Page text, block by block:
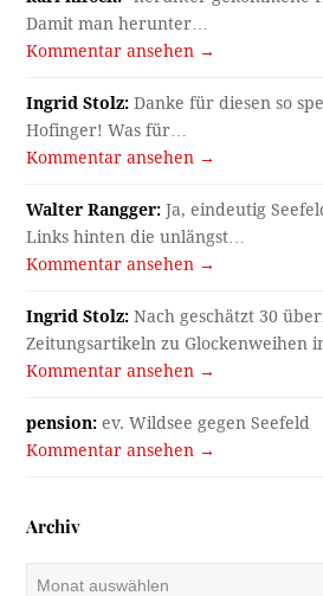
Damit man herunter…
Kommentar ansehen →
Ingrid Stolz: Danke für diesen so
Hofinger! Was für…
Kommentar ansehen →
Walter Rangger: Ja, eindeutig
Links hinten die unlängst…
Kommentar ansehen →
Ingrid Stolz: Nach geschätzt 30
Zeitungsartikeln zu Glockenweihen
Kommentar ansehen →
pension: ev. Wildsee gegen Seefeld
Kommentar ansehen →
Archiv